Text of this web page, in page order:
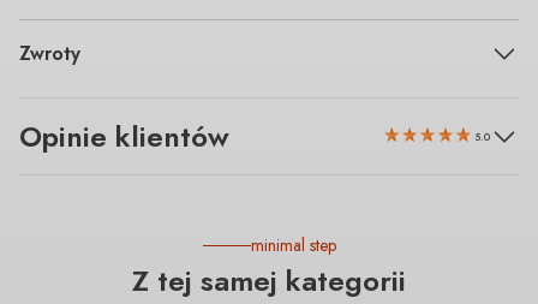
Zwroty
Opinie klientów 5.0
minimal step
Z tej samej kategorii